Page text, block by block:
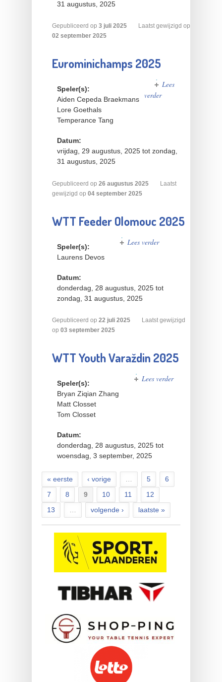
31 augustus, 2025
Gepubliceerd op 3 juli 2025
Laatst gewijzigd op
02 september 2025
Eurominichamps 2025
Speler(s):
Aiden Cepeda Braekmans
Lore Goethals
Temperance Tang
Datum:
vrijdag, 29 augustus, 2025 tot zondag,
31 augustus, 2025
Lees
verderover
Gepubliceerd op 26 augustus 2025
Laatst
gewijzigd op 04 september 2025
WTT Feeder Olomouc 2025
Speler(s):
Laurens Devos
Datum:
donderdag, 28 augustus, 2025 tot
zondag, 31 augustus, 2025
Lees verderover
Gepubliceerd op 22 juli 2025
Laatst gewijzigd
op 03 september 2025
WTT Youth Varaždin 2025
Speler(s):
Bryan Ziqian Zhang
Matt Closset
Tom Closset
Datum:
donderdag, 28 augustus, 2025 tot
woensdag, 3 september, 2025
Lees verderover
Pagina's
« eerste ‹ vorige 5
6
7
8 9 10 11
12
13
volgende › laatste »